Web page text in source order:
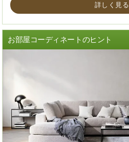
詳しく見る
お部屋コーディネートのヒント